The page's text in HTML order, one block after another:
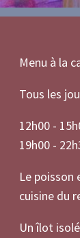
Menu à la
Tous les
12h00 -
19h00 -
Le poisson
cuisine du
Un îlot